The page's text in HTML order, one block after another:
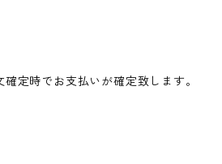
定時でお支払いが確定致します。